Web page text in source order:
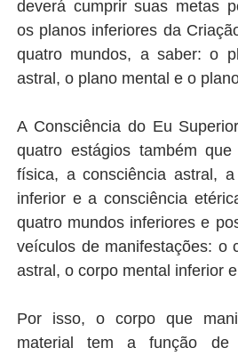
deverá cumprir suas metas
os planos inferiores da
quatro mundos, a saber: o
astral, o plano mental e o
A Consciência do Eu
quatro estágios também
física, a consciência astral,
inferior e a consciência
quatro mundos inferiores e
veículos de manifestações: o
astral, o corpo mental inferior
Por isso, o corpo que
material tem a função de